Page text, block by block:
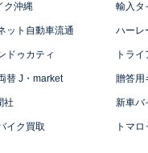
ク沖縄 輸入タ
ット自動車流通 ハーレ
ドゥカティ トラ
替 J・market 贈答用
社 新車バ
イク買取 トマロ